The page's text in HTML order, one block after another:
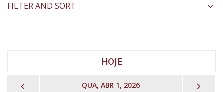
FILTER AND SORT
HOJE
QUA, ABR 1, 2026